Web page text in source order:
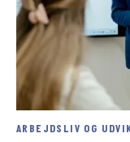
ARBEJDSLIV OG